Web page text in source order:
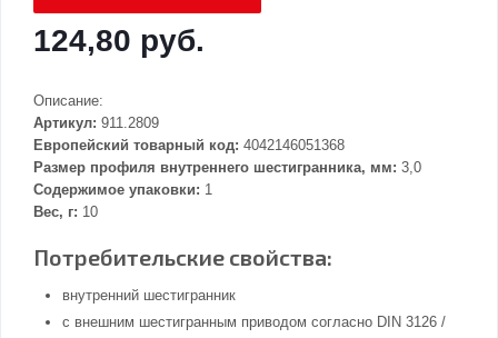
124,80 руб.
Описание:
Артикул: 911.2809
Европейский товарный код: 4042146051368
Размер профиля внутреннего шестигранника, мм: 3,0
Содержимое упаковки: 1
Вес, г: 10
Потребительские свойства:
внутренний шестигранник
с внешним шестигранным приводом согласно DIN 3126 /